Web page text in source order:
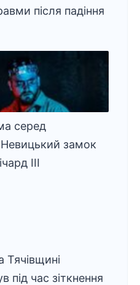
після падіння
серед
Невицький замок
ІІІ
Тячівщині
під час зіткнення